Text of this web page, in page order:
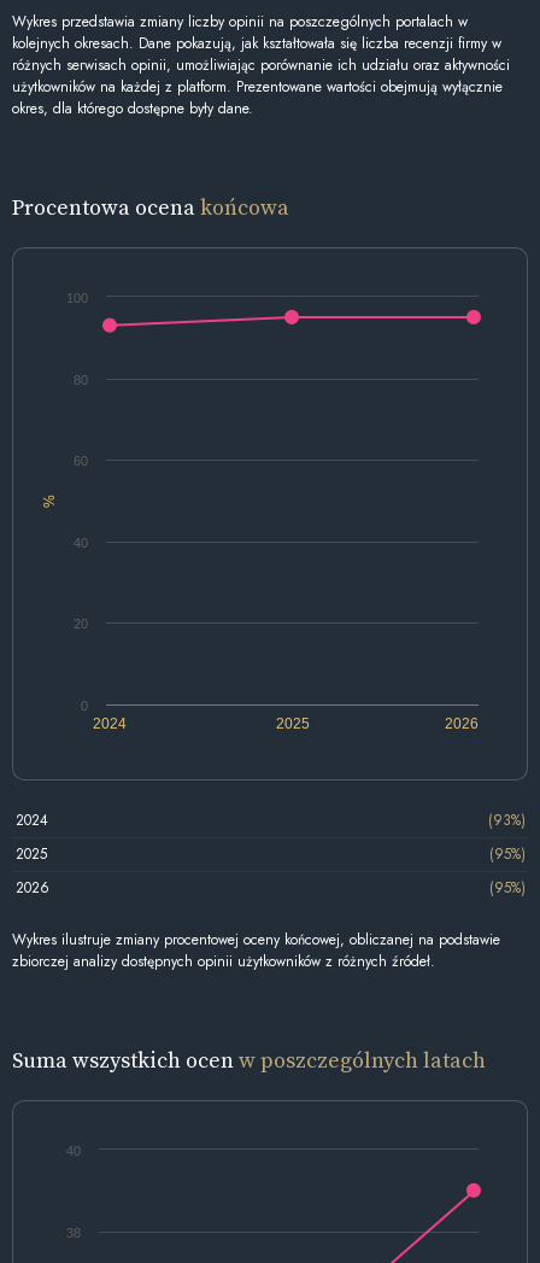
Wykres przedstawia zmiany liczby opinii na poszczególnych portalach w
kolejnych okresach. Dane pokazują, jak kształtowała się liczba recenzji firmy w
różnych serwisach opinii, umożliwiając porównanie ich udziału oraz aktywności
użytkowników na każdej z platform. Prezentowane wartości obejmują wyłącznie
okres, dla którego dostępne były dane.
Procentowa ocenakońcowa
%
2024 2025 2026
0
20
40
60
80
100
2024
(93%)
2025
(95%)
2026
(95%)
Wykres ilustruje zmiany procentowej oceny końcowej, obliczanej na podstawie
zbiorczej analizy dostępnych opinii użytkowników z różnych źródeł.
Suma wszystkich ocenw poszczególnych latach
38
40